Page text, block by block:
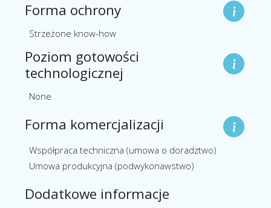
Forma ochrony
Strzeżone know-how
Poziom gotowości
technologicznej
None
Forma komercjalizacji
Współpraca techniczna (umowa o doradztwo)
Umowa produkcyjna (podwykonawstwo)
Dodatkowe informacje